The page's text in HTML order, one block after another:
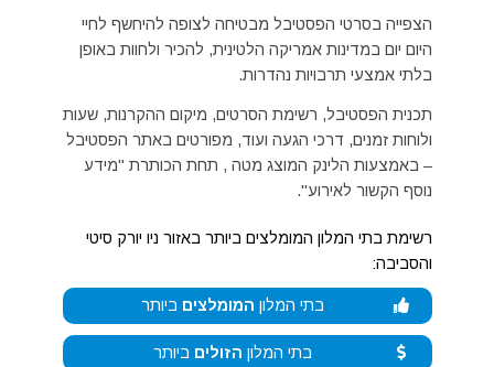
הצפייה בסרטי הפסטיבל מבטיחה לצופה להיחשף לחיי
היום יום במדינות אמריקה הלטינית, להכיר ולחוות באופן
בלתי אמצעי תרבויות נהדרות.
תכנית הפסטיבל, רשימת הסרטים, מיקום ההקרנות, שעות
ולוחות זמנים, דרכי הגעה ועוד, מפורטים באתר הפסטיבל
– באמצעות הלינק המוצג מטה , תחת הכותרת "מידע
נוסף הקשור לאירוע".
רשימת בתי המלון המומלצים ביותר באזור ניו יורק סיטי
והסביבה:
בתי המלון המומלצים ביותר
בתי המלון הזולים ביותר